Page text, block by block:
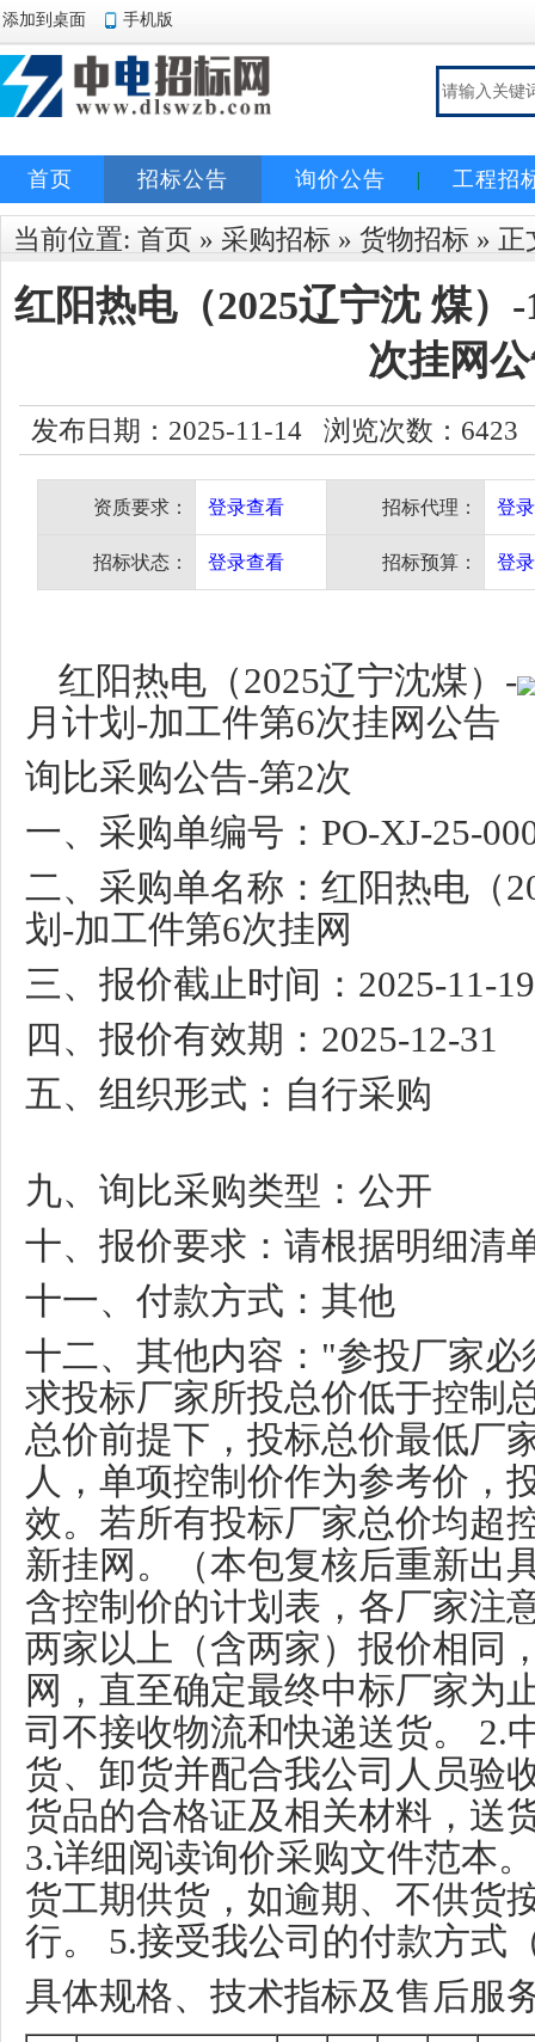
添加到桌面 手机版
首页 招标公告 询价公告 工程招
当前位置: 首页 » 采购招标 » 货物招标 » 正
红阳热电（2025辽宁沈 煤）
次挂网
发布日期：2025-11-14 浏览次数： 6423
资质要求： 登录查看 招标代理： 登
招标状态： 登录查看 招标预算： 登
红阳热电（2025辽宁沈煤） -
月计划 -加工件第6次挂网公告
询比采购公告-第2次
一、采购单编号： PO-XJ-25-
二、采购单名称：红阳热电（
划 -加工件第6次挂网
三、报价截止时间： 2025-11-
四、报价有效期： 2025-12-31
五、组织形式：自行采购
九、询比采购类型：公开
十、报价要求：请根据明细清
十一、付款方式：其他
十二、其他内容： "参投厂家必
求投标厂家所投总价低于控制
总价前提下，投标总价最低厂
人，单项控制价作为参考价，
效。若所有投标厂家总价均超
新挂网。（本包复核后重新出
含控制价的计划表，各厂家注
两家以上（含两家）报价相同
网，直至确定最终中标厂家为
司不接收物流和快递送货。
2.
货、卸货并配合我公司人员验
货品的合格证及相关材料，送
3.详细阅读询价采购文件范本。
货工期供货，如逾期、不供货
行。
5.接受我公司的付款方式
具体规格、技术指标及售后服